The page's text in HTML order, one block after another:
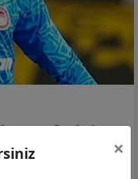
transferini
×